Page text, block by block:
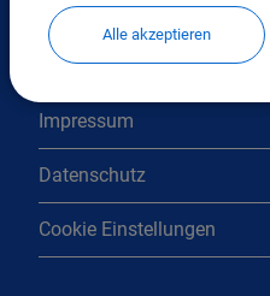
Inhaltsverzeichnis
Erklärung zur Barrierefreiheit
Impressum
Datenschutz
Cookie Einstellungen
Alle akzeptieren